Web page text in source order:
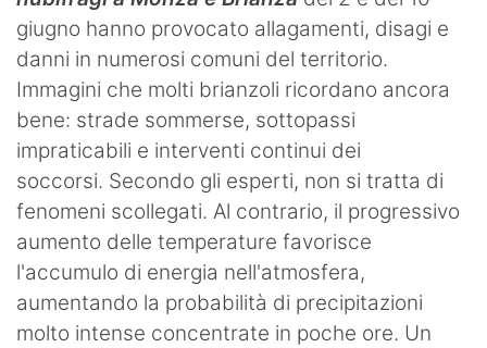
giugno hanno provocato allagamenti, disagi e
danni in numerosi comuni del territorio.
Immagini che molti brianzoli ricordano ancora
bene: strade sommerse, sottopassi
impraticabili e interventi continui dei
soccorsi. Secondo gli esperti, non si tratta di
fenomeni scollegati. Al contrario, il progressivo
aumento delle temperature favorisce
l'accumulo di energia nell'atmosfera,
aumentando la probabilità di precipitazioni
molto intense concentrate in poche ore. Un